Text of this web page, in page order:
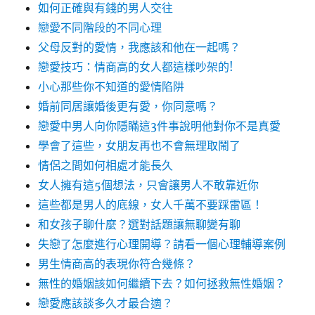
如何正確與有錢的男人交往
戀愛不同階段的不同心理
父母反對的愛情，我應該和他在一起嗎？
戀愛技巧：情商高的女人都這樣吵架的!
小心那些你不知道的愛情陷阱
婚前同居讓婚後更有愛，你同意嗎？
戀愛中男人向你隱瞞這3件事說明他對你不是真愛
學會了這些，女朋友再也不會無理取鬧了
情侶之間如何相處才能長久
女人擁有這5個想法，只會讓男人不敢靠近你
這些都是男人的底線，女人千萬不要踩雷區！
和女孩子聊什麼？選對話題讓無聊變有聊
失戀了怎麼進行心理開導？請看一個心理輔導案例
男生情商高的表現你符合幾條？
無性的婚姻該如何繼續下去？如何拯救無性婚姻？
戀愛應該談多久才最合適？